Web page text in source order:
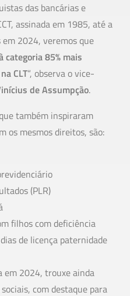
das bancárias e
assinada em 1985, até a
2024, veremos que
categoria 85% mais
CLT“, observa o vice-
de Assumpção.
também inspiraram
os mesmos direitos, são:
(PLR)
filhos com deficiência
de licença paternidade
em 2024, trouxe ainda
com destaque para